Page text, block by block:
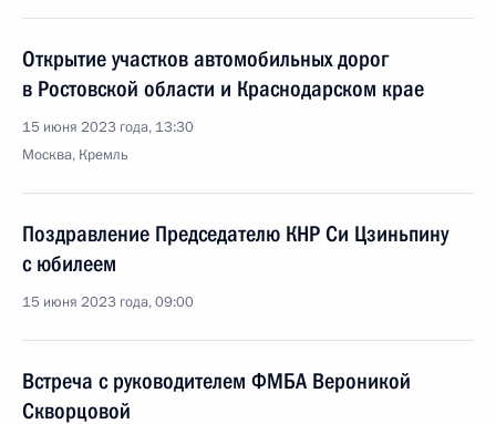
Открытие участков автомобильных дорог
в Ростовской области и Краснодарском крае
15 июня 2023 года, 13:30
Москва, Кремль
Поздравление Председателю КНР Си Цзиньпину
с юбилеем
15 июня 2023 года, 09:00
Встреча с руководителем ФМБА Вероникой
Скворцовой